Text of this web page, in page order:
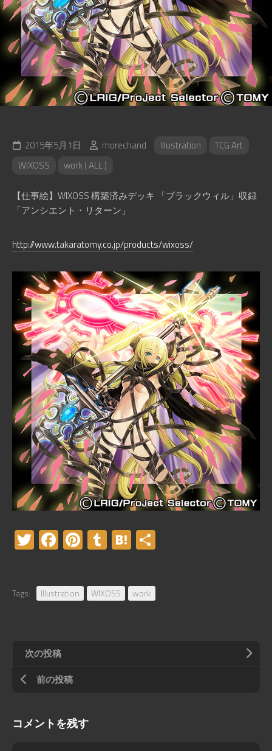
2015年5月1日 morechand Illustration
TCG Art
WIXOSS
work ( ALL )
【仕事絵】WIXOSS 構築済みデッキ 「ブラックウィル」収録
「アンシエント・リターン」
http://www.takaratomy.co.jp/products/wixoss/
Twitter
Facebook
Pinterest
TumblrHatena
Tags: Illustration WIXOSS work
次の投稿
前の投稿
コメントを残す